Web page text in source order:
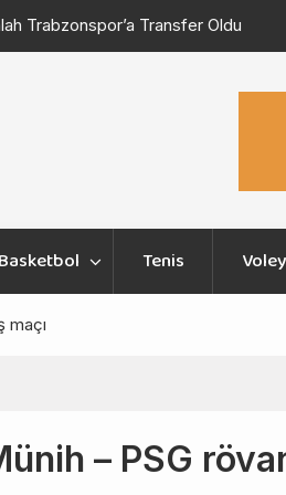
Oldu Konferans Ligi 3.
Basketbol Tenis
maçı
– PSG